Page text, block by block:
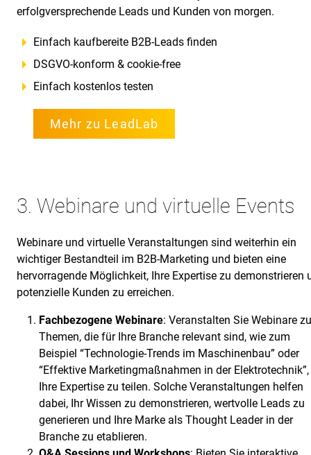
erfolgversprechende Leads und Kunden von morgen.
Einfach kaufbereite B2B-Leads finden
DSGVO-konform & cookie-free
Einfach kostenlos testen
Mehr zu LeadLab
3. Webinare und virtuelle Events
Webinare und virtuelle Veranstaltungen sind weiterhin ein
wichtiger Bestandteil im B2B-Marketing und bieten eine
hervorragende Möglichkeit, Ihre Expertise zu demonstrieren
potenzielle Kunden zu erreichen.
Fachbezogene Webinare: Veranstalten Sie Webinare zu
Themen, die für Ihre Branche relevant sind, wie zum
Beispiel “Technologie-Trends im Maschinenbau” oder
“Effektive Marketingmaßnahmen in der
Ihre Expertise zu teilen. Solche Veranstaltungen helfen
dabei, Ihr Wissen zu demonstrieren, wertvolle Leads zu
generieren und Ihre Marke als Thought Leader in der
Branche zu etablieren.